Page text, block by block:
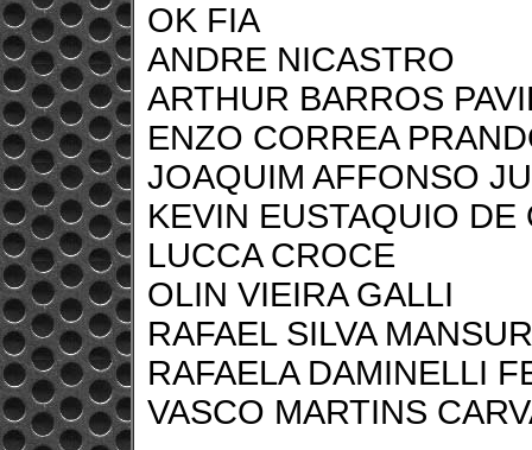
OK FIA
ANDRE NICASTRO
ARTHUR BARROS
ENZO CORREA
JOAQUIM AFFONSO
KEVIN EUSTAQUIO DE
LUCCA CROCE
OLIN VIEIRA GALLI
RAFAEL SILVA MANSUR
RAFAELA DAMINELLI
VASCO MARTINS